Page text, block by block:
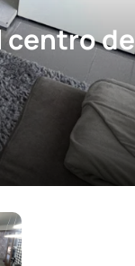
centro de